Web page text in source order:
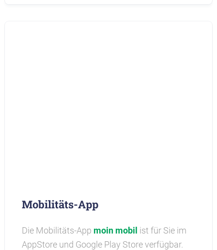
Mobilitäts-App
Die Mobilitäts-App moin mobil ist für Sie im
AppStore und Google Play Store verfügbar.